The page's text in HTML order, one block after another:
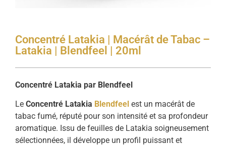
Concentré Latakia | Macérât de Tabac –
Latakia | Blendfeel | 20ml
Concentré Latakia par Blendfeel
Le Concentré Latakia Blendfeel est un macérât de
tabac fumé, réputé pour son intensité et sa profondeur
aromatique. Issu de feuilles de Latakia soigneusement
sélectionnées, il développe un profil puissant et